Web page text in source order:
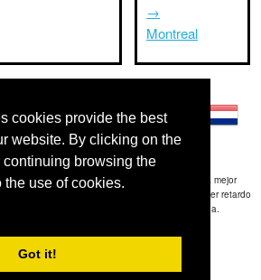
cookies provide the best
website. By clicking on the
continuing browsing the
the use of cookies.
Got it!
→
Montreal
La información mostrada en este sitio es nuestra mejor
no es responsable de cualquier retardo
daños resultaron de la información proporcionada.
2015-2026
Usfor feedback.